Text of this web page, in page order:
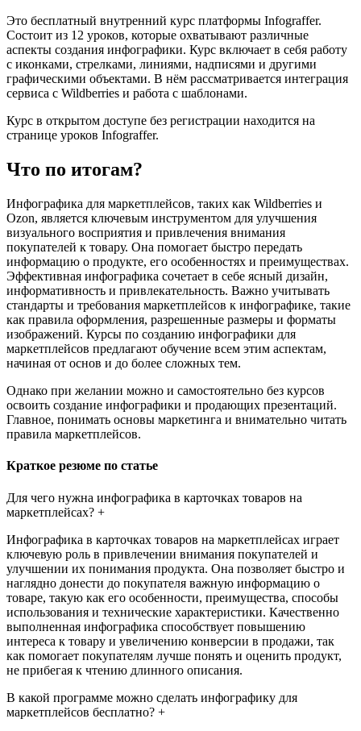
Это бесплатный внутренний курс платформы Infograffer.
Состоит из 12 уроков, которые охватывают различные
аспекты создания инфографики. Курс включает в себя работу
с иконками, стрелками, линиями, надписями и другими
графическими объектами. В нём рассматривается интеграция
сервиса с Wildberries и работа с шаблонами.
Курс в открытом доступе без регистрации находится на
странице уроков Infograffer.
Что по итогам?
Инфографика для маркетплейсов, таких как Wildberries и
Ozon, является ключевым инструментом для улучшения
визуального восприятия и привлечения внимания
покупателей к товару. Она помогает быстро передать
информацию о продукте, его особенностях и преимуществах.
Эффективная инфографика сочетает в себе ясный дизайн,
информативность и привлекательность. Важно учитывать
стандарты и требования маркетплейсов к инфографике, такие
как правила оформления, разрешенные размеры и форматы
изображений. Курсы по созданию инфографики для
маркетплейсов предлагают обучение всем этим аспектам,
начиная от основ и до более сложных тем.
Однако при желании можно и самостоятельно без курсов
освоить создание инфографики и продающих презентаций.
Главное, понимать основы маркетинга и внимательно читать
правила маркетплейсов.
Краткое резюме по статье
Для чего нужна инфографика в карточках товаров на
маркетплейсах? +
Инфографика в карточках товаров на маркетплейсах играет
ключевую роль в привлечении внимания покупателей и
улучшении их понимания продукта. Она позволяет быстро и
наглядно донести до покупателя важную информацию о
товаре, такую как его особенности, преимущества, способы
использования и технические характеристики. Качественно
выполненная инфографика способствует повышению
интереса к товару и увеличению конверсии в продажи, так
как помогает покупателям лучше понять и оценить продукт,
не прибегая к чтению длинного описания.
В какой программе можно сделать инфографику для
маркетплейсов бесплатно? +